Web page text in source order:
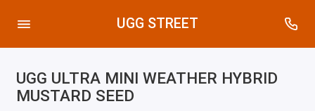
UGG STREET
UGG ULTRA MINI WEATHER HYBRID
MUSTARD SEED